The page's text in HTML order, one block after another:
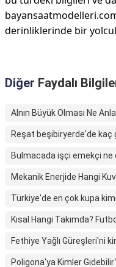
derinliklerinde bir
Diğer Faydalı
Alnın Büyük Olması Ne
Reşat beşibiryerde'de kaç
Bulmacada işçi emekçi ne
Mekanik Enerjide Hangi
Türkiye'de en çok kupa
Kısal Hangi Takımda?
Fethiye Yağlı Güreşleri'ni
Poligona'ya Kimler